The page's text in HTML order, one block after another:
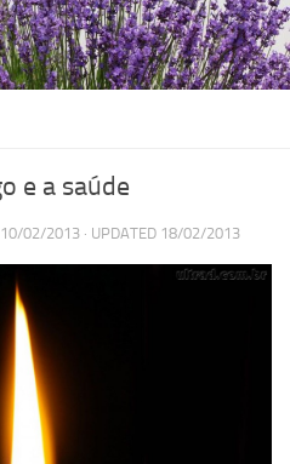
e a saúde
10/02/2013 · UPDATED 18/02/2013